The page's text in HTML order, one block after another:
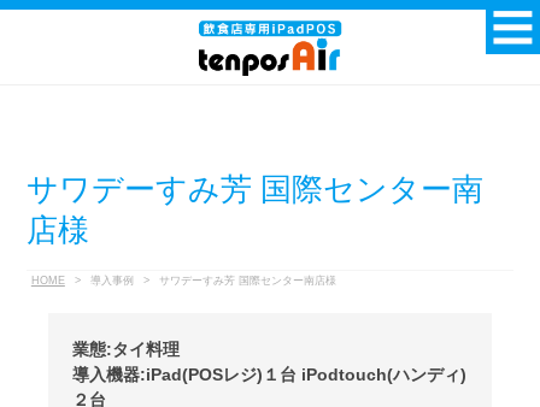
サワデーすみ芳 国際センター南
店様
HOME > 導入事例 > サワデーすみ芳 国際センター南店様
業態:タイ料理
導入機器:iPad(POSレジ)１台 iPodtouch(ハンディ)
２台